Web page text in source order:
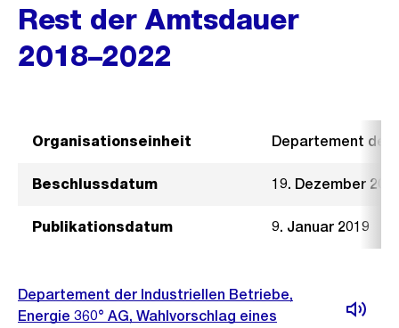
Rest der Amtsdauer
2018–2022
Organisationseinheit Departement der
Beschlussdatum 19. Dezember
Publikationsdatum 9. Januar 2019
Departement der Industriellen Betriebe,
Energie 360° AG, Wahlvorschlag eines